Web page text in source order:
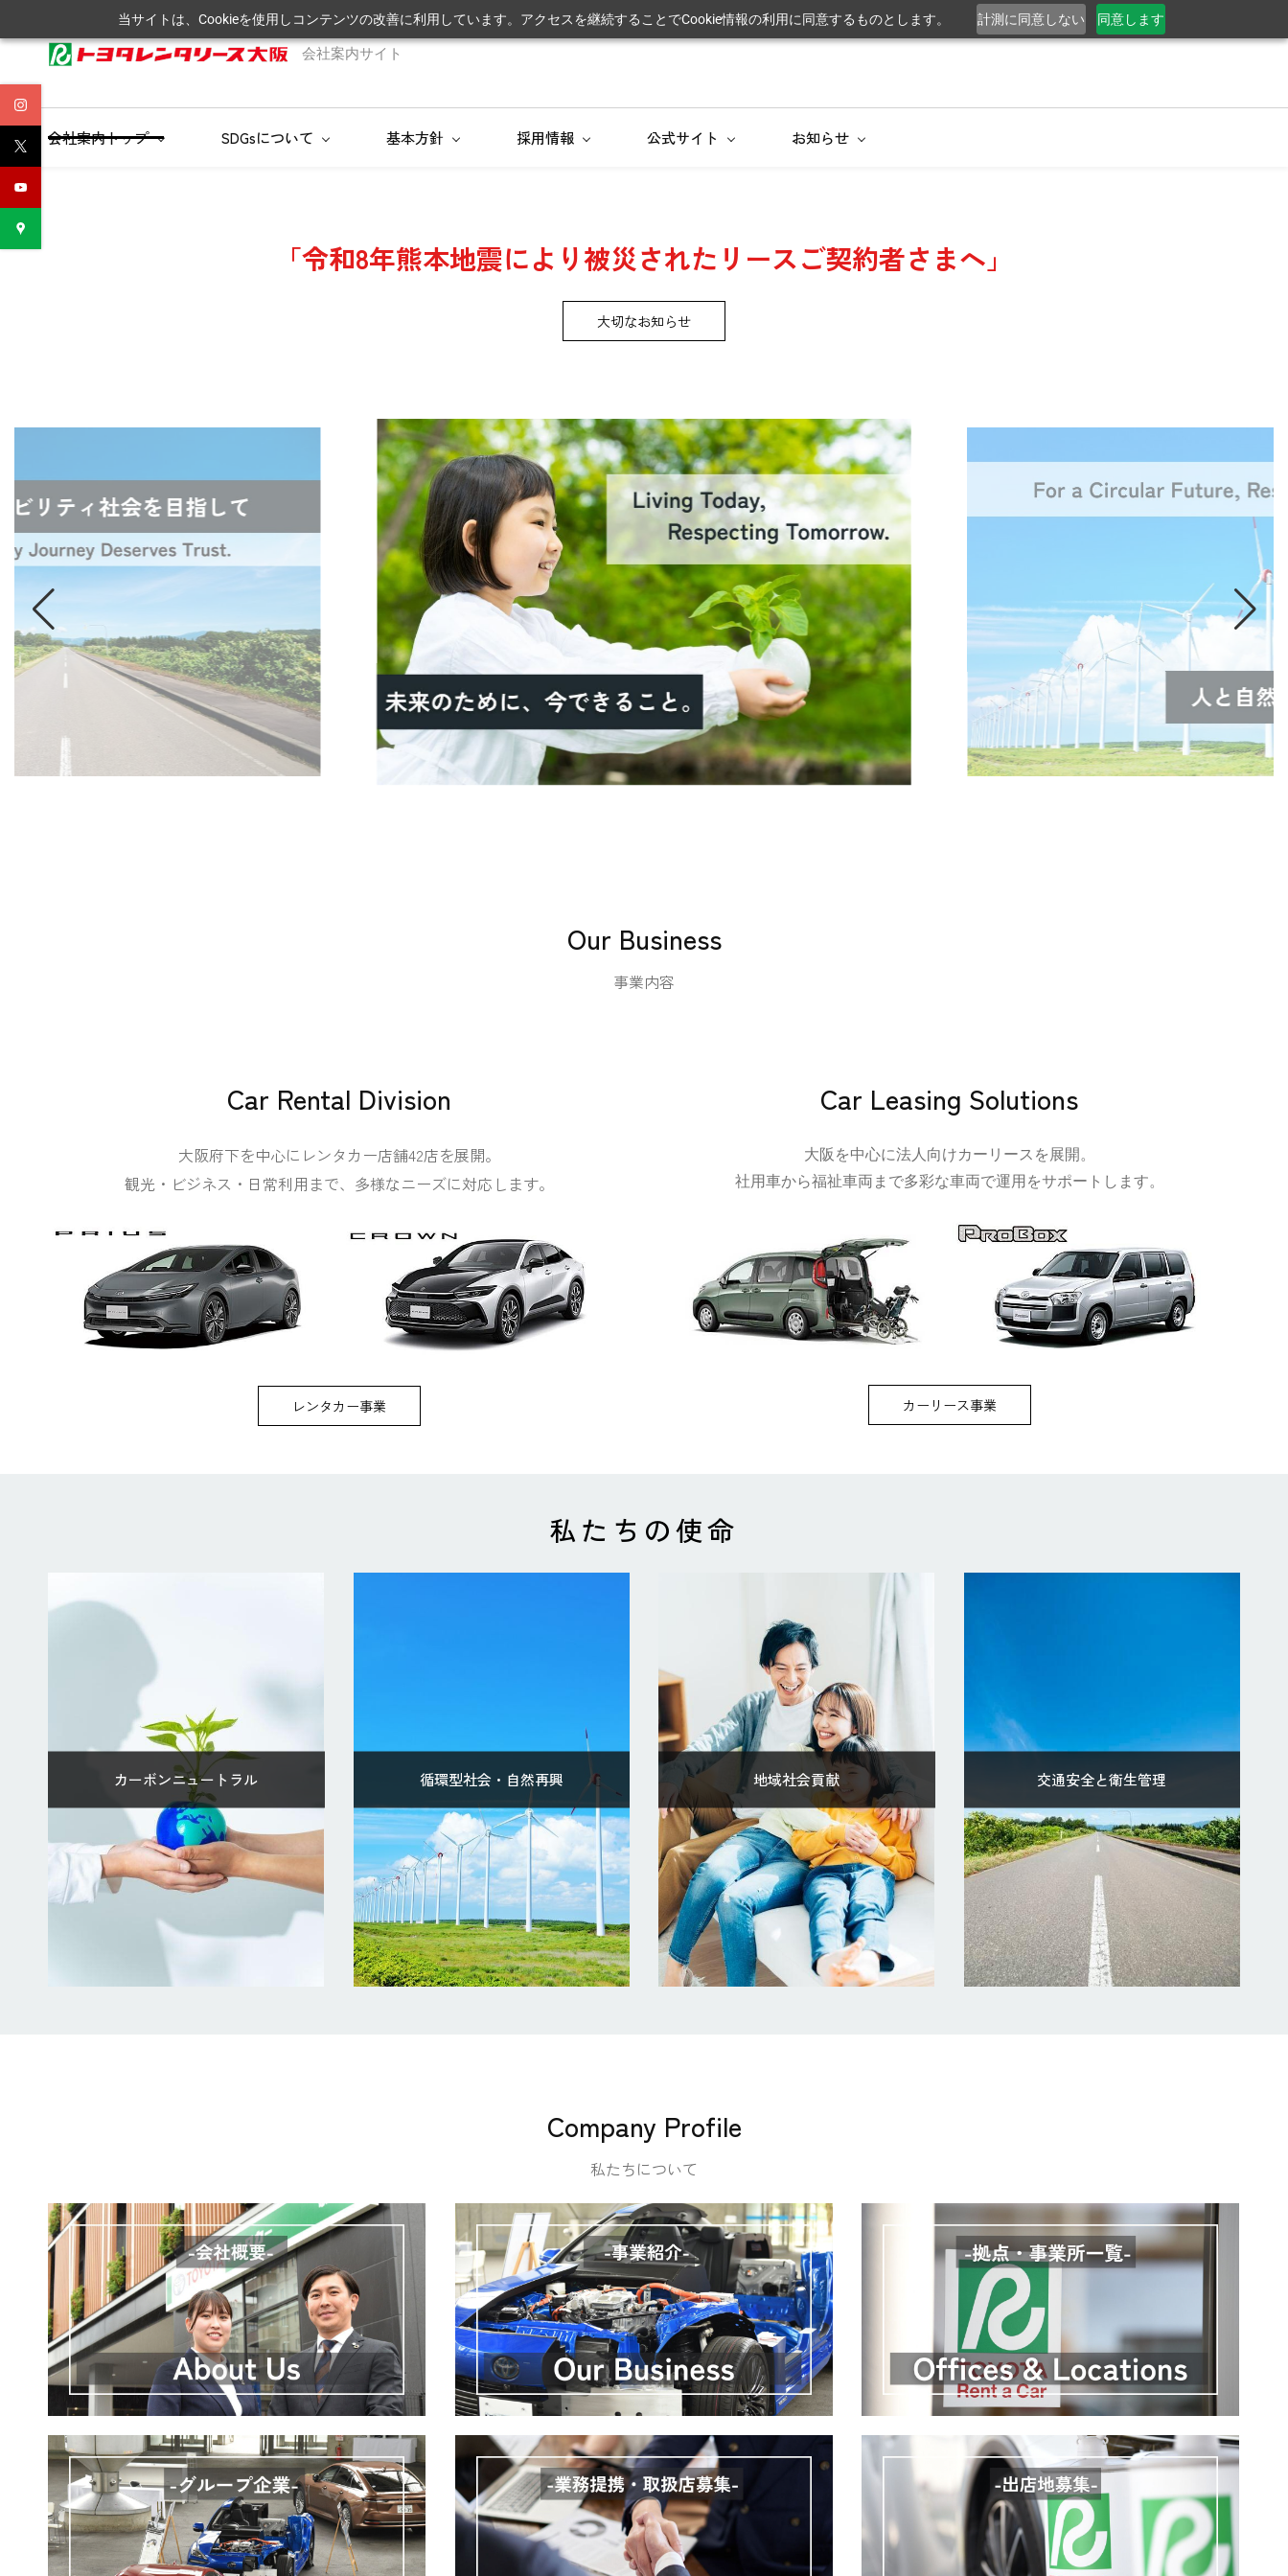
当サイトは、Cookieを使用しコンテンツの改善に利用しています。アクセスを継続することでCookie情報の利用に同意するものとします。 計測に同意しない 同意します
to
会社案内サイト
会社案内トップ SDGsについて 基本方針 採用情報 公式サイト お知らせ
「令和8年熊本地震により被災されたリースご契約者さまへ 」
大切なお知らせ
​Our Business
事業内容
Car Rental Division
大阪府下を中心にレンタカー店舗42店を展開。
観光・ビジネス・日常利用まで、多様なニーズに対応します。
レンタカー事業
Car Leasing Solutions
大阪を中心に法人向けカーリースを展開。
社用車から福祉車両まで多彩な車両で運用をサポートします。
カーリース事業
​私たちの使命
カーボンニュートラル 循環型社会・自然再興 地域社会貢献 交通安全と衛生管理
Company Profile
私たちについて